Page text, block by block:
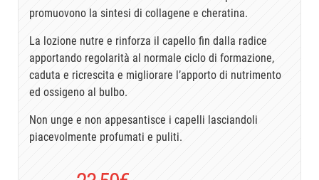
promuovono la sintesi di collagene e cheratina.
La lozione nutre e rinforza il capello fin dalla radice
apportando regolarità al normale ciclo di formazione,
caduta e ricrescita e migliorare l’apporto di nutrimento
ed ossigeno al bulbo.
Non unge e non appesantisce i capelli lasciandoli
piacevolmente profumati e puliti.